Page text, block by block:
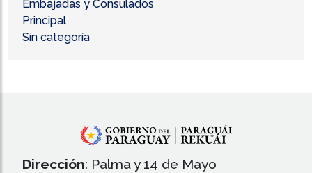
Embajadas y Consulados
Principal
Sin categoría
Dirección: Palma y 14 de Mayo